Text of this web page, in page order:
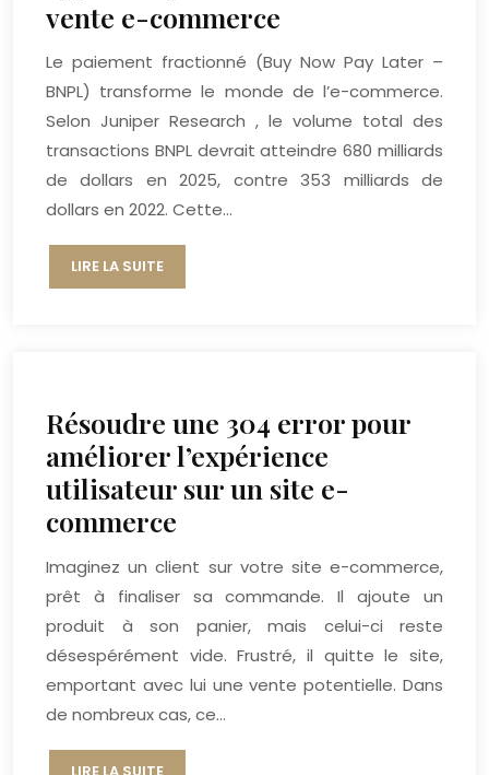
vente e-commerce
Le paiement fractionné (Buy Now Pay Later –
BNPL) transforme le monde de l’e-commerce.
Selon Juniper Research , le volume total des
transactions BNPL devrait atteindre 680 milliards
de dollars en 2025, contre 353 milliards de
dollars en 2022. Cette…
LIRE LA SUITE
Résoudre une 304 error pour
améliorer l’expérience
utilisateur sur un site e-
commerce
Imaginez un client sur votre site e-commerce,
prêt à finaliser sa commande. Il ajoute un
produit à son panier, mais celui-ci reste
désespérément vide. Frustré, il quitte le site,
emportant avec lui une vente potentielle. Dans
de nombreux cas, ce…
LIRE LA SUITE